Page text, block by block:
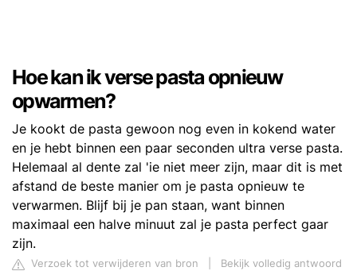
Hoe kan ik verse pasta opnieuw
opwarmen?
Je kookt de pasta gewoon nog even in kokend water
en je hebt binnen een paar seconden ultra verse pasta.
Helemaal al dente zal 'ie niet meer zijn, maar dit is met
afstand de beste manier om je pasta opnieuw te
verwarmen. Blijf bij je pan staan, want binnen
maximaal een halve minuut zal je pasta perfect gaar
zijn.
Verzoek tot verwijderen van bron
Bekijk volledig antwoord